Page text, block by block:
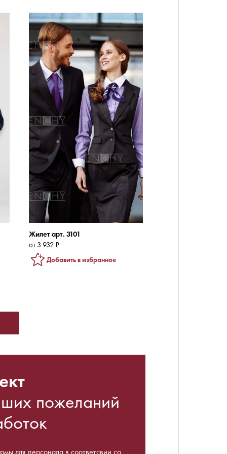
Жилет арт. 3101
от 3 932 ₽
Добавить в избранное
пожеланий
для персонала в соответсвии со